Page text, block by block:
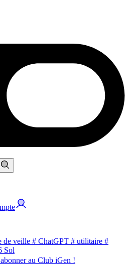
de veille # ChatGPT # utilitaire #
Sol
au Club iGen !